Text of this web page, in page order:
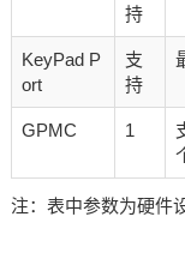
持
KeyPad P
ort
支
持
GPMC 1
注：表中参数为硬件